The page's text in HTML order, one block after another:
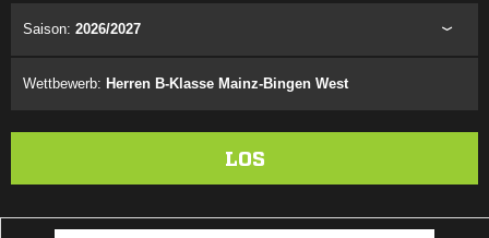
Saison: 2026/2027
Wettbewerb: Herren B-Klasse Mainz-Bingen West
LOS